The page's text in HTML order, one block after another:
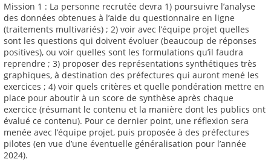
Mission 1 : La personne recrutée devra 1) poursuivre l’analyse
des données obtenues à l’aide du questionnaire en ligne
(traitements multivariés) ; 2) voir avec l’équipe projet quelles
sont les questions qui doivent évoluer (beaucoup de réponses
positives), ou voir quelles sont les formulations qu’il faudra
reprendre ; 3) proposer des représentations synthétiques très
graphiques, à destination des préfectures qui auront mené les
exercices ; 4) voir quels critères et quelle pondération mettre en
place pour aboutir à un score de synthèse après chaque
exercice (résumant le contenu et la manière dont les publics ont
évalué ce contenu). Pour ce dernier point, une réflexion sera
menée avec l’équipe projet, puis proposée à des préfectures
pilotes (en vue d’une éventuelle généralisation pour l’année
2024).